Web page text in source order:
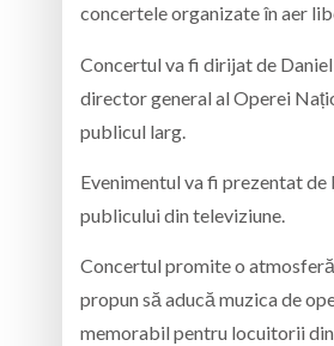
concertele organizate în aer
Concertul va fi dirijat de
director general al Operei
publicul larg.
Evenimentul va fi prezentat de
publicului din televiziune.
Concertul promite o
propun să aducă muzica de
memorabil pentru locuitorii